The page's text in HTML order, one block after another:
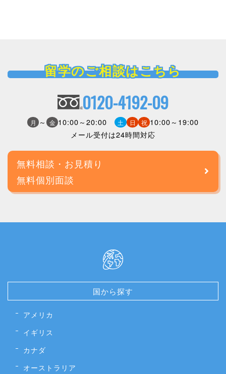
留学のご相談はこちら
0120-4192-09
月 ～ 金 10:00～20:00 土 日 祝 10:00～19:00
メール受付は24時間対応
無料相談・お見積り
無料個別面談
国から探す
アメリカ
イギリス
カナダ
オーストラリア